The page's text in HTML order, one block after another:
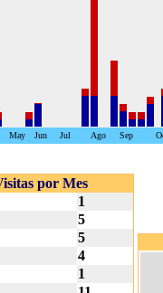
May Jun Jul Ago Sep
por Mes
1
5
5
4
1